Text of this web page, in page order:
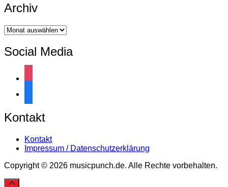
Archiv
Archiv
Social Media
Kontakt
Kontakt
Impressum / Datenschutzerklärung
Copyright © 2026 musicpunch.de. Alle Rechte vorbehalten.